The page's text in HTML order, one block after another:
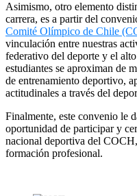
Asimismo, otro elemento
carrera, es a partir del
Comité Olímpico de Chile
vinculación entre nuestras
federativo del deporte y el
estudiantes se aproximan de
de entrenamiento deportivo,
actitudinales a través del
Finalmente, este convenio le
oportunidad de participar y
nacional deportiva del
formación profesional.